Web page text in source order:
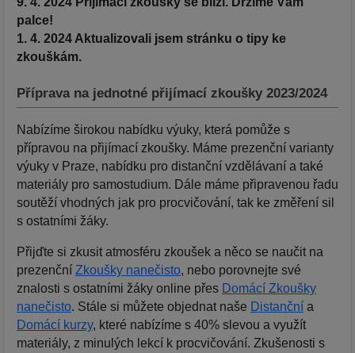
palce!
1. 4. 2024 Aktualizovali jsem stránku o tipy ke
zkouškám.
Příprava na jednotné přijímací zkoušky 2023/2024
Nabízíme širokou nabídku výuky, která pomůže s
přípravou na přijímací zkoušky. Máme prezenční varianty
výuky v Praze, nabídku pro distanční vzdělávaní a také
materiály pro samostudium. Dále máme připravenou řadu
soutěží vhodných jak pro procvičování, tak ke změření sil
s ostatními žáky.
Přijďte si zkusit atmosféru zkoušek a něco se naučit na
prezenční Zkoušky nanečisto, nebo porovnejte své
znalosti s ostatními žáky online přes Domácí Zkoušky
nanečisto. Stále si můžete objednat naše Distanční a
Domácí kurzy, které nabízíme s 40% slevou a využít
materiály, z minulých lekcí k procvičování. Zkušenosti s